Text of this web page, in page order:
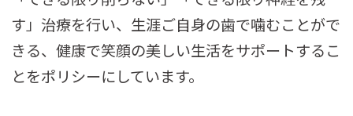
す」治療を行い、生涯ご自身の歯で噛むことがで
きる、健康で笑顔の美しい生活をサポートするこ
とをポリシーにしています。